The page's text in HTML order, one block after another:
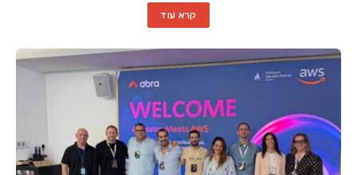
קרא עוד